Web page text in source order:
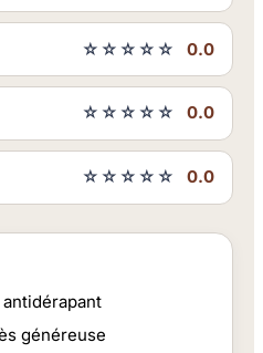
☆☆☆☆☆ 0.0
☆☆☆☆☆ 0.0
☆☆☆☆☆ 0.0
généreuse